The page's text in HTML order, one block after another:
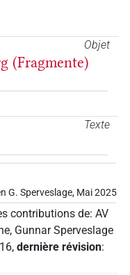
Objet
(Fragmente)
Texte
G. Sperveslage, Mai 2025
contributions de: AV
, Gunnar Sperveslage
, dernière révision: